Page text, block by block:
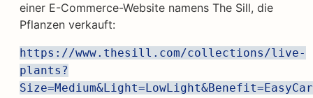
einer E-Commerce-Website namens The Sill, die
Pflanzen verkauft:
https://www.thesill.com/collections/live-
plants?